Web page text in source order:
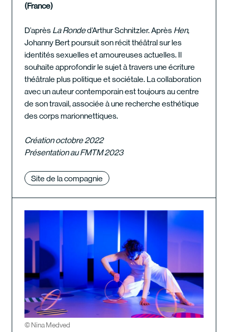
(France)
D’après La Ronded’Arthur Schnitzler. Après Hen,
Johanny Bert poursuit son récit théâtral sur les
identités sexuelles et amoureuses actuelles. Il
souhaite approfondir le sujet à travers une écriture
théâtrale plus politique et sociétale. La collaboration
avec un auteur contemporain est toujours au centre
de son travail, associée à une recherche esthétique
des corps marionnettiques.
Création octobre 2022
Présentation au FMTM 2023
Site de la compagnie
© Nina Medved